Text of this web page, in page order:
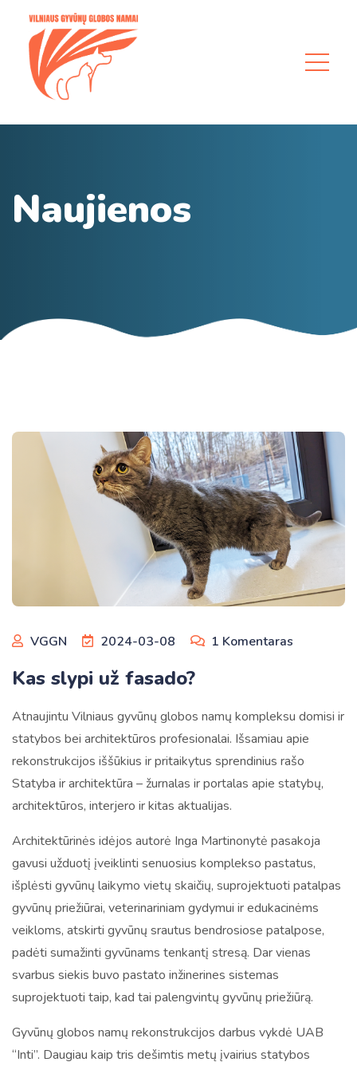
Naujienos
VGGN 2024-03-08 1 Komentaras
Kas slypi už fasado?
Atnaujintu Vilniaus gyvūnų globos namų kompleksu domisi ir
statybos bei architektūros profesionalai. Išsamiau apie
rekonstrukcijos iššūkius ir pritaikytus sprendinius rašo
Statyba ir architektūra – žurnalas ir portalas apie statybų,
architektūros, interjero ir kitas aktualijas.
‎‎Architektūrinės idėjos autorė Inga Martinonytė pasakoja
gavusi užduotį įveiklinti senuosius komplekso pastatus,
išplėsti gyvūnų laikymo vietų skaičių, suprojektuoti patalpas
gyvūnų priežiūrai, veterinariniam gydymui ir edukacinėms
veikloms, atskirti gyvūnų srautus bendrosiose patalpose,
padėti sumažinti gyvūnams tenkantį stresą. Dar vienas
svarbus siekis buvo pastato inžinerines sistemas
suprojektuoti taip, kad tai palengvintų gyvūnų priežiūrą.
Gyvūnų globos namų rekonstrukcijos darbus vykdė UAB
“Inti”. Daugiau kaip tris dešimtis metų įvairius statybos